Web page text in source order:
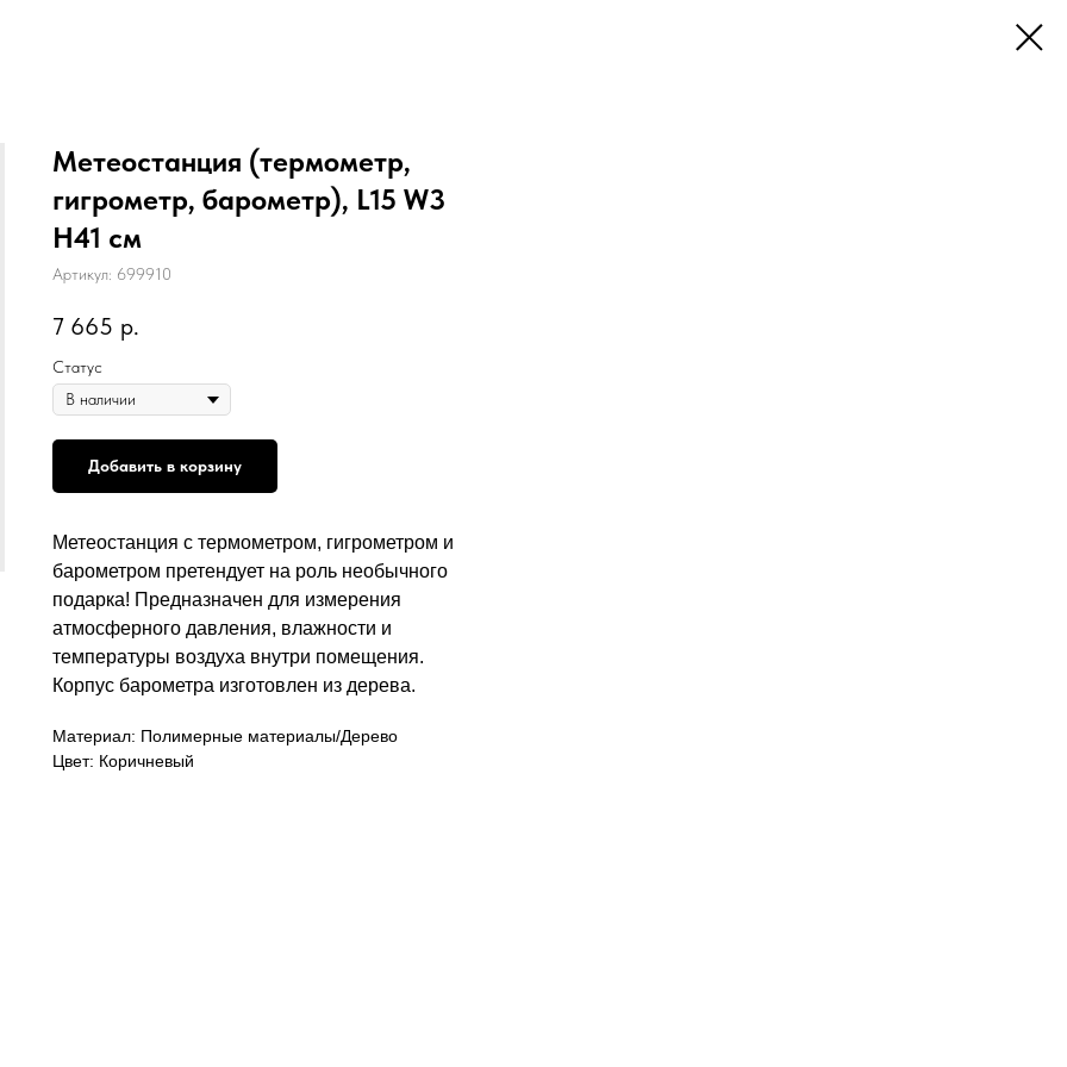
Метеостанция (термометр,
гигрометр, барометр), L15 W3
H41 см
Артикул: 699910
7 665 р.
Статус
Добавить в корзину
Метеостанция с термометром, гигрометром и
барометром претендует на роль необычного
подарка! Предназначен для измерения
атмосферного давления, влажности и
температуры воздуха внутри помещения.
Корпус барометра изготовлен из дерева.
Материал: Полимерные материалы/Дерево
Цвет: Коричневый